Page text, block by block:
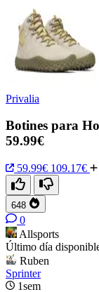
Privalia
Botines para
59.99€
59.99€ 109.17€
648
0
Allsports
Último día
Ruben
Sprinter
1sem